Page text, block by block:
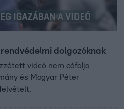
dolgozóknak
videó nem cáfolja
és Magyar Péter